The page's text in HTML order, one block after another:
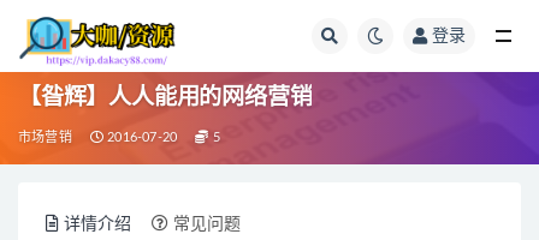
登录
【昝辉】人人能用的网络营销
市场营销 2016-07-20 5
详情介绍 常见问题
全部